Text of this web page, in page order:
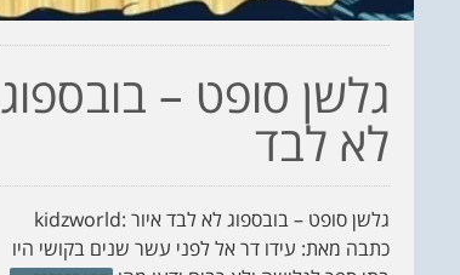
גלשן סופט – בובספוג
לא לבד
גלשן סופט – בובספוג לא לבד איור :kidzworld
כתבה מאת: עידו דר אל לפני עשר שנים בקושי היו